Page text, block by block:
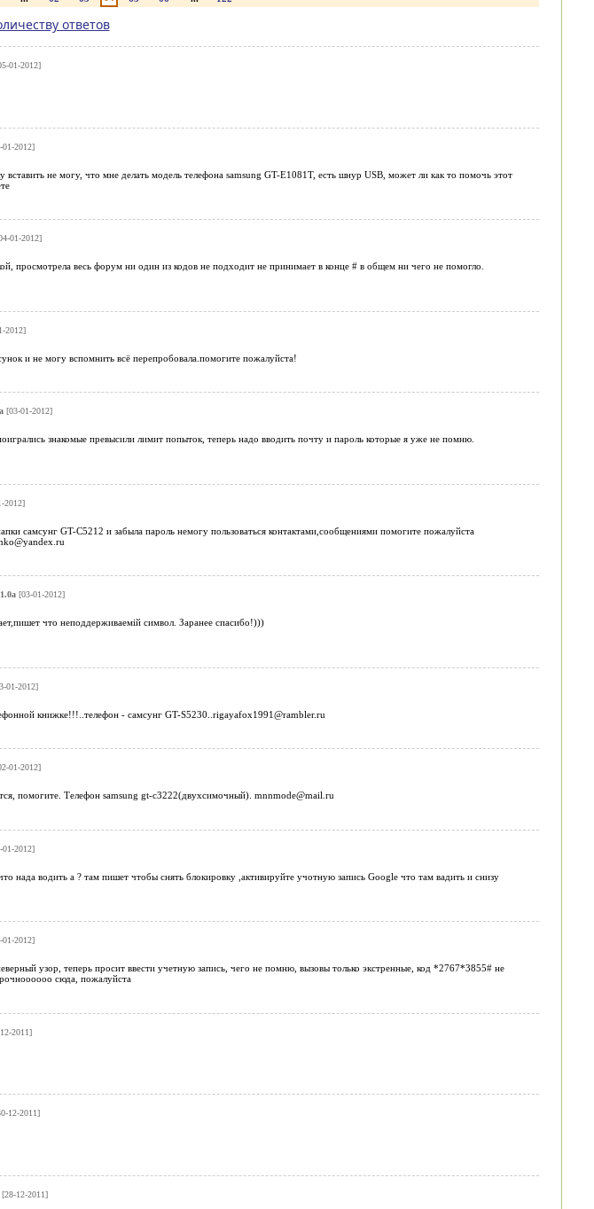
ответов
01-2012]
2012]
не могу, что мне делать модель телефона samsung GT-E1081T, есть шнур USB, может ли как то помочь этот
01-2012]
просмотрела весь форум ни один из кодов не подходит не принимает в конце # в общем ни чего не помогло.
2012]
и не могу вспомнить всё перепробовала.помогите пожалуйста!
[03-01-2012]
знакомые превысили лимит попыток, теперь надо вводить почту и пароль которые я уже не помню.
2012]
самсунг GT-C5212 и забыла пароль немогу пользоваться контактами,сообщениями помогите пожалуйста
[03-01-2012]
что неподдерживаемій символ. Заранее спасибо!)))
01-2012]
книжке!!!..телефон - самсунг GT-S5230..rigayafox1991@rambler.ru
01-2012]
помогите. Телефон samsung gt-c3222(двухсимочный). mnnmode@mail.ru
2012]
нада водить а ? там пишет чтобы снять блокировку ,активируйте учотную запись Google что там вадить и снизу
2012]
узор, теперь просит ввести учетную запись, чего не помню, вызовы только экстренные, код *2767*3855# не
сюда, пожалуйста
2011]
12-2011]
12-2011]